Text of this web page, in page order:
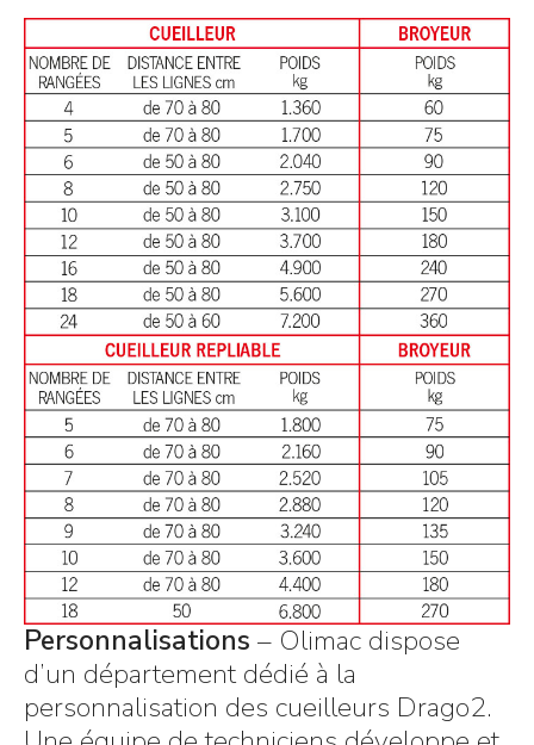
Personnalisations – Olimac dispose
d’un département dédié à la
personnalisation des cueilleurs Drago2.